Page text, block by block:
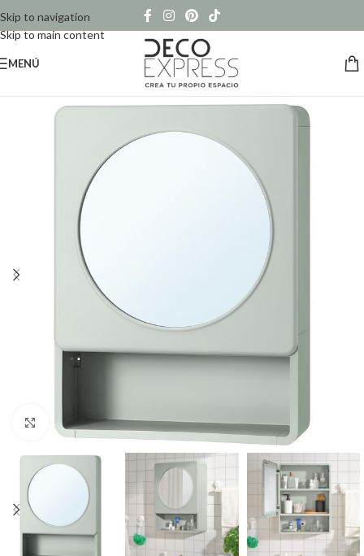
Skip to navigation
Skip to main content
MENÚ
Clic para ampliar